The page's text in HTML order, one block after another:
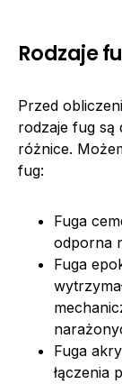
Rodzaje
Przed
rodzaje fug są
różnice.
fug:
Fuga
odporna
Fuga
Fuga
łączenia